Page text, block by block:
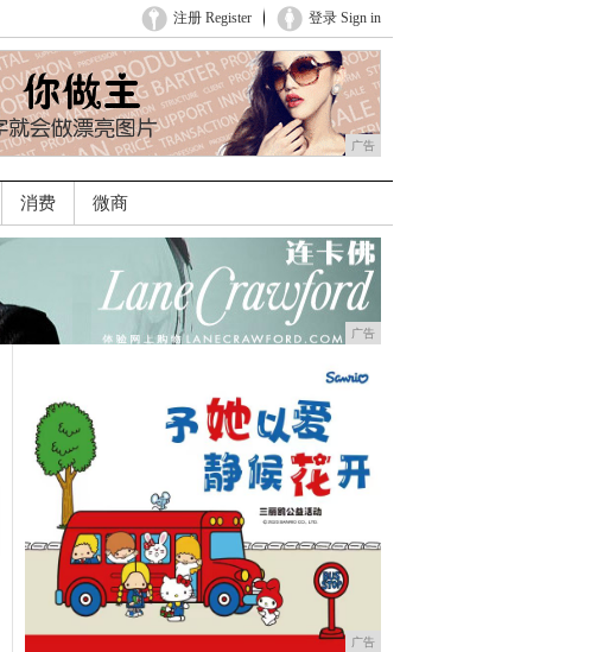
登录 Sign in
注册 Register
广告
消费 微商
广告
广告